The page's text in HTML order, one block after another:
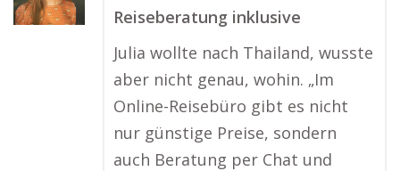
Reiseberatung inklusive
Julia wollte nach Thailand, wusste
aber nicht genau, wohin. „Im
Online-Reisebüro gibt es nicht
nur günstige Preise, sondern
auch Beratung per Chat und